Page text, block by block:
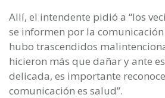
Allí, el intendente pidió a “los
se informen por la
hubo trascendidos
hicieron más que dañar y ante
delicada, es importante
comunicación es salud”.